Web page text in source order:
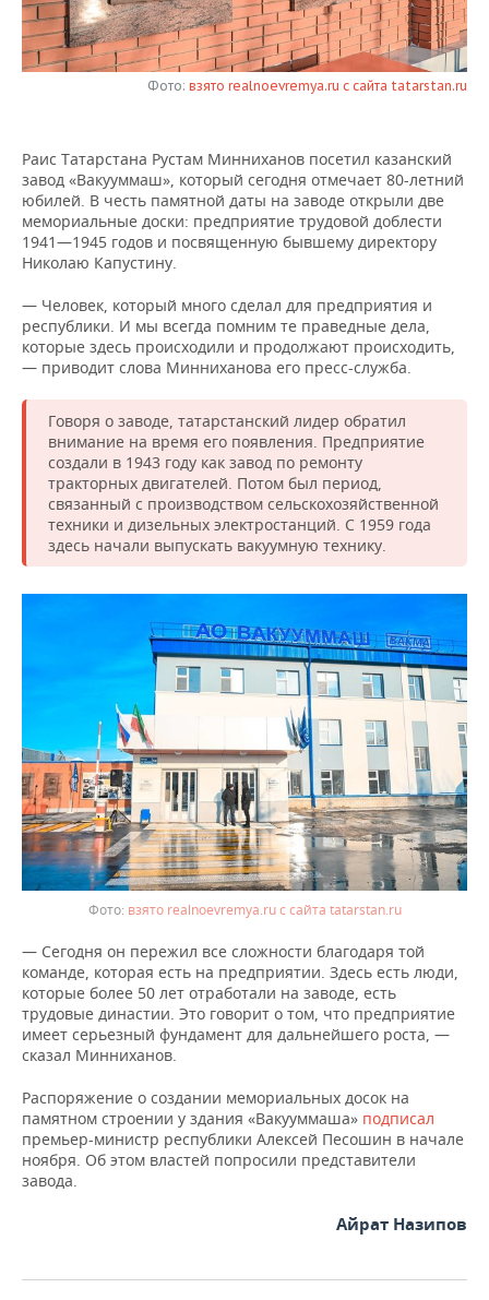
НЕФТЕХИМИЯ
НЕФТЬ
ЭНЕРГЕТИКА
РОЗНИЧНАЯ ТОРГОВЛЯ
НОВОСТИ ТЕХНОЛОГИЙ
ТЕЛЕКОММУНИКАЦИИ
МЕРОПРИЯТИЯ
НОВОСТИ МЕРОПРИЯТИЙ
БИЗНЕС-БРАНЧИ
ONLINE-КОНФЕРЕНЦИИ
ФУТБОЛ
ХОККЕЙ
ВОЛЕЙБОЛ
ФИГУРНОЕ КАТАНИЕ
ВОДНЫЕ ВИДЫ СПОРТА
ХОККЕЙ С МЯЧОМ
НОВОСТИ ОБЩЕСТВА
ВЛАСТЬ
ИСТОРИЯ
МЕДИЦИНА
ОБРАЗОВАНИЕ
ПРОИСШЕСТВИЯ
ФОТОГАЛЕРЕЯ
СЮЖЕТЫ
СПИСОК ПЕРСОН
ПОЛНАЯ ВЕРСИЯ
Фото: взято realnoevremya.ru с сайта tatarstan.ru
Раис Татарстана Рустам Минниханов посетил казанский
завод «Вакууммаш», который сегодня отмечает 80-летний
юбилей. В честь памятной даты на заводе открыли две
мемориальные доски: предприятие трудовой доблести
1941—1945 годов и посвященную бывшему директору
Николаю Капустину.
— Человек, который много сделал для предприятия и
республики. И мы всегда помним те праведные дела,
которые здесь происходили и продолжают происходить,
— приводит слова Минниханова его пресс-служба.
Говоря о заводе, татарстанский лидер обратил
внимание на время его появления. Предприятие
создали в 1943 году как завод по ремонту
тракторных двигателей. Потом был период,
связанный с производством сельскохозяйственной
техники и дизельных электростанций. С 1959 года
здесь начали выпускать вакуумную технику.
взято realnoevremya.ru с сайта tatarstan.ru
— Сегодня он пережил все сложности благодаря той
команде, которая есть на предприятии. Здесь есть люди,
которые более 50 лет отработали на заводе, есть
трудовые династии. Это говорит о том, что предприятие
имеет серьезный фундамент для дальнейшего роста, —
сказал Минниханов.
Распоряжение о создании мемориальных досок на
памятном строении у здания «Вакууммаша» подписал
премьер-министр республики Алексей Песошин в начале
ноября. Об этом властей попросили представители
завода.
Айрат Назипов